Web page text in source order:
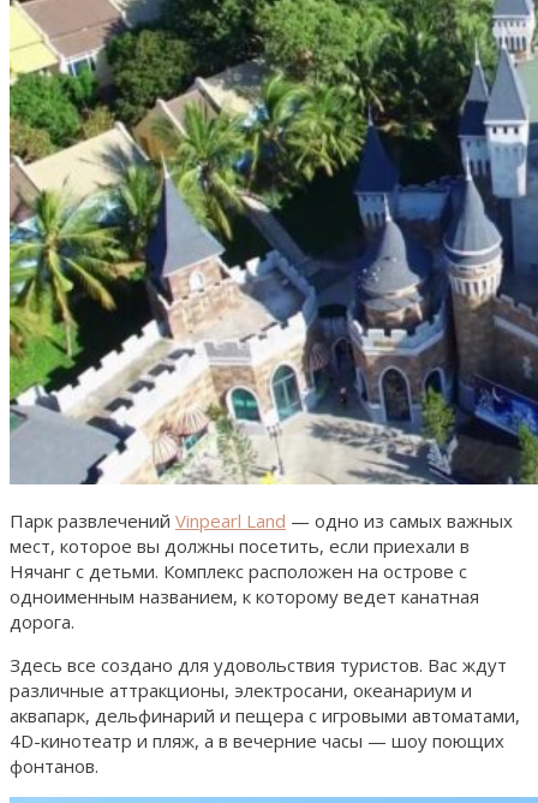
Парк развлечений Vinpearl Land — одно из самых важных
мест, которое вы должны посетить, если приехали в
Нячанг с детьми. Комплекс расположен на острове с
одноименным названием, к которому ведет канатная
дорога.
Здесь все создано для удовольствия туристов. Вас ждут
различные аттракционы, электросани, океанариум и
аквапарк, дельфинарий и пещера с игровыми автоматами,
4D-кинотеатр и пляж, а в вечерние часы — шоу поющих
фонтанов.